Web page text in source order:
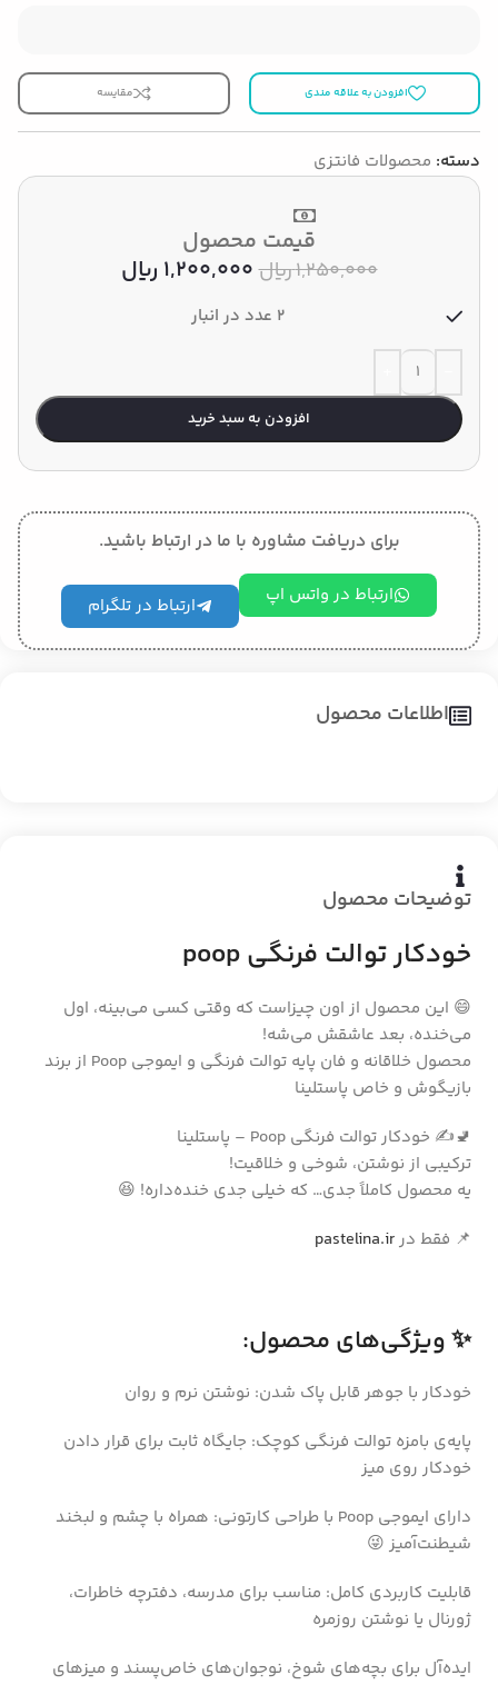
افزودن به علاقه مندی مقایسه
دسته: محصولات فانتزی
قیمت محصول
1,250,000﷼1,200,000 ﷼
2 عدد در انبار
افزودن به سبد خرید
برای دریافت مشاوره با ما در ارتباط باشید.
ارتباط در واتس اپ ارتباط در تلگرام
توضیحات محصول
خودکار توالت فرنگی poop
😄 این محصول از اون چیزاست که وقتی کسی می‌بینه، اول
می‌خنده، بعد عاشقش می‌شه!
محصول خلاقانه و فان پایه توالت فرنگی و ایموجی Poop از برند
بازیگوش و خاص پاستلینا
🚽✍️ خودکار توالت فرنگی Poop – پاستلینا
ترکیبی از نوشتن، شوخی و خلاقیت!
یه محصول کاملاً جدی… که خیلی جدی خنده‌داره! 😆
📌 فقط درpastelina.ir
✨ ویژگی‌های محصول:
خودکار با جوهر قابل پاک شدن: نوشتن نرم و روان
پایه‌ی بامزه توالت فرنگی کوچک: جایگاه ثابت برای قرار دادن
خودکار روی میز
دارای ایموجی Poop با طراحی کارتونی: همراه با چشم و لبخند
شیطنت‌آمیز 😜
قابلیت کاربردی کامل: مناسب برای مدرسه، دفترچه خاطرات،
ژورنال یا نوشتن روزمره
ایده‌آل برای بچه‌های شوخ، نوجوان‌های خاص‌پسند و میزهای
اطلاعات محصول